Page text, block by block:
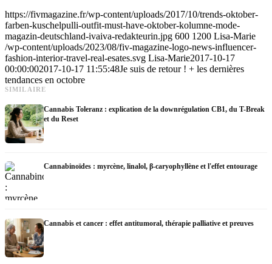
https://fivmagazine.fr/wp-content/uploads/2017/10/trends-oktober-
farben-kuschelpulli-outfit-must-have-oktober-kolumne-mode-
magazin-deutschland-ivaiva-redakteurin.jpg 600 1200 Lisa-Marie
/wp-content/uploads/2023/08/fiv-magazine-logo-news-influencer-
fashion-interior-travel-real-esates.svg Lisa-Marie2017-10-17
00:00:002017-10-17 11:55:48Je suis de retour ! + les dernières
tendances en octobre
SIMILAIRE
Cannabis Toleranz : explication de la downrégulation CB1, du T-Break
et du Reset
Cannabinoïdes : myrcène, linalol, β-caryophyllène et l'effet entourage
Cannabis et cancer : effet antitumoral, thérapie palliative et preuves